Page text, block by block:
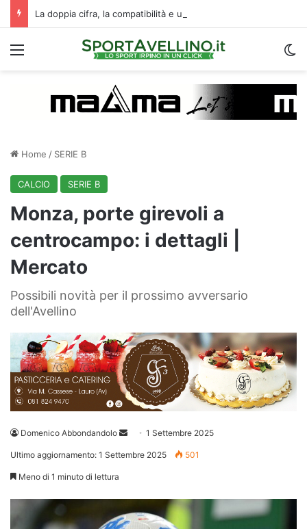
Menu
Home / SERIE B
CALCIO SERIE B
Monza, porte girevoli a
centrocampo: i dettagli |
Mercato
Possibili novità per il prossimo avversario
dell'Avellino
Domenico Abbondandolo
Invia 1 Settembre 2025
Ultimo aggiornamento: 1 Settembre 2025 501
Meno di 1 minuto di lettura